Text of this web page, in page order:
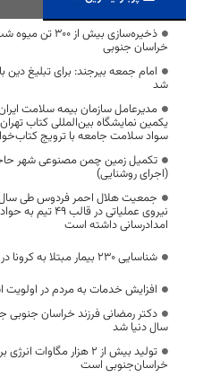
ذخیره‌سازی بیش از
خراسان جنوبی
امام جمعه بیرجند: برای تبلیغ دین
شد
مدیرعامل سازمان بیمه سلامت
یکمین نمایشگاه بین‌المللی کتاب
سواد سلامت جامعه با ترویج
تکمیل زمین چمن مصنوعی شهر
(اجرای روشنایی)
نیروی عملیاتی در
امدادرسانی داشته است
شناسایی ۲۳۰ بیمار مبتلا به کرونا در خراسان جنوبی
افزایش خدمات به مردم در
دکتر رمضانی فرزند خراسان
سال دنیا شد
تولید بیش از ۲ هزار مگاوات
خراسان‌جنوبی است